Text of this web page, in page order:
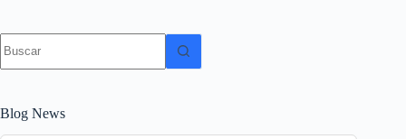
resultados
Blog News